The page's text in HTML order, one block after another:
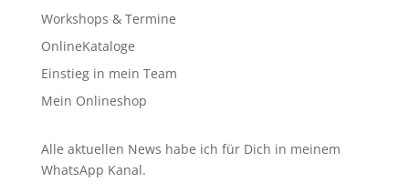
Workshops & Termine
OnlineKataloge
Einstieg in mein Team
Mein Onlineshop
Alle aktuellen News habe ich für Dich in meinem
WhatsApp Kanal.